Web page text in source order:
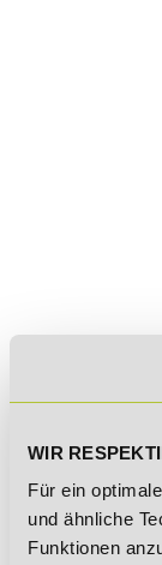
WIR
Für ein
und ähnliche
Funktionen